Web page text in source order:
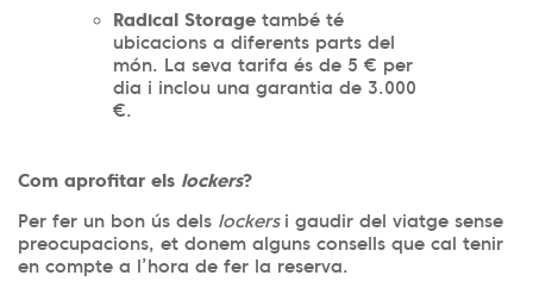
Radical Storage també té
ubicacions a diferents parts del
món. La seva tarifa és de 5 € per
dia i inclou una garantia de 3.000
€.
Com aprofitar els lockers?
Per fer un bon ús dels lockers i gaudir del viatge sense
preocupacions, et donem alguns consells que cal tenir
en compte a l’hora de fer la reserva.